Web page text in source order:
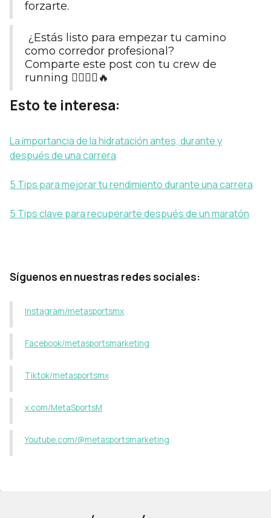
forzarte.
¿Estás listo para empezar tu camino
como corredor profesional?
Comparte este post con tu crew de
running 🏃‍♀️🏃‍♂️🔥
Esto te interesa:
La importancia de la hidratación antes, durante y
después de una carrera
5 Tips para mejorar tu rendimiento durante una carrera
5 Tips clave para recuperarte después de un maratón
Síguenos en nuestras redes sociales:
Instagram/metasportsmx
Facebook/metasportsmarketing
Tiktok/metasportsmx
x.com/MetaSportsM
Youtube.com/@metasportsmarketing